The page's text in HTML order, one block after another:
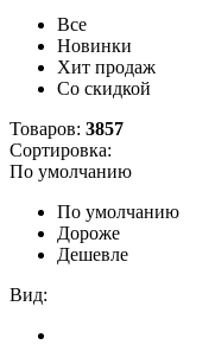
Все
Новинки
Хит продаж
Со скидкой
Товаров: 3857
Сортировка:
По умолчанию
По умолчанию
Дороже
Дешевле
Вид: